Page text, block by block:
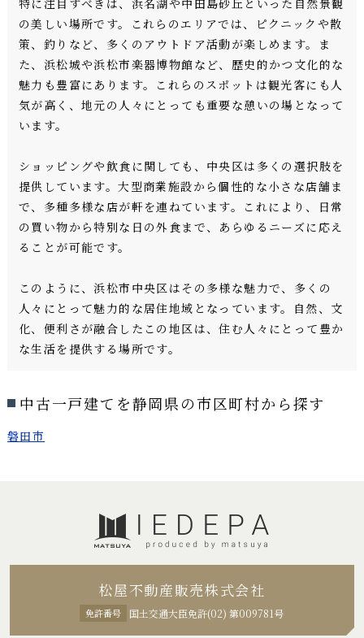
特に注目すべきは、浜名湖や中田島砂丘といった自然景観
の美しい場所です。これらのエリアでは、ピクニックや散
策、釣りなど、多くのアウトドア活動が楽しめます。ま
た、浜松城や浜松市楽器博物館など、歴史的かつ文化的な
魅力も豊富にあります。これらのスポットは観光客にも人
気が高く、地元の人々にとっても重要な憩いの場となって
います。
ショッピングや飲食に関しても、中央区は多くの選択肢を
提供しています。大型商業施設から個性的な小さな店舗ま
で、多種多様な店が軒を連ねています。これにより、日常
の買い物から特別な日の外食まで、あらゆるニーズに応え
ることが可能です。
このように、浜松市中央区はその多様な魅力で、多くの
人々にとって魅力的な居住地域となっています。自然、文
化、便利さが融合したこの地区は、住む人々にとって豊か
な生活を提供する場所です。
中古一戸建てを静岡県の市区町村から探す
磐田市
松屋不動産販売株式会社
免許番号 国土交通大臣免許(02) 第009781号